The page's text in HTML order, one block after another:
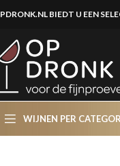
BIEDT U EEN
WIJNEN PER